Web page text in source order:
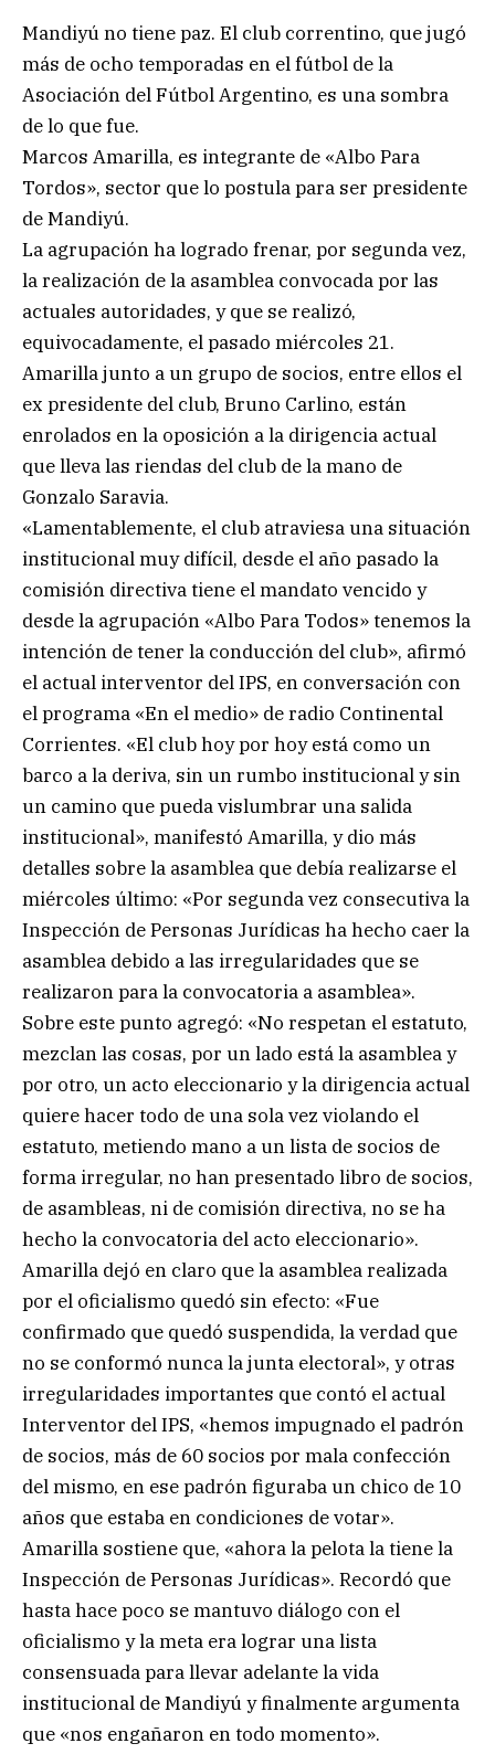
Mandiyú no tiene paz. El club correntino, que jugó
más de ocho temporadas en el fútbol de la
Asociación del Fútbol Argentino, es una sombra
de lo que fue.
Marcos Amarilla, es integrante de «Albo Para
Tordos», sector que lo postula para ser presidente
de Mandiyú.
La agrupación ha logrado frenar, por segunda vez,
la realización de la asamblea convocada por las
actuales autoridades, y que se realizó,
equivocadamente, el pasado miércoles 21.
Amarilla junto a un grupo de socios, entre ellos el
ex presidente del club, Bruno Carlino, están
enrolados en la oposición a la dirigencia actual
que lleva las riendas del club de la mano de
Gonzalo Saravia.
«Lamentablemente, el club atraviesa una situación
institucional muy difícil, desde el año pasado la
comisión directiva tiene el mandato vencido y
desde la agrupación «Albo Para Todos» tenemos la
intención de tener la conducción del club», afirmó
el actual interventor del IPS, en conversación con
el programa «En el medio» de radio Continental
Corrientes. «El club hoy por hoy está como un
barco a la deriva, sin un rumbo institucional y sin
un camino que pueda vislumbrar una salida
institucional», manifestó Amarilla, y dio más
detalles sobre la asamblea que debía realizarse el
miércoles último: «Por segunda vez consecutiva la
Inspección de Personas Jurídicas ha hecho caer la
asamblea debido a las irregularidades que se
realizaron para la convocatoria a asamblea».
Sobre este punto agregó: «No respetan el estatuto,
mezclan las cosas, por un lado está la asamblea y
por otro, un acto eleccionario y la dirigencia actual
quiere hacer todo de una sola vez violando el
estatuto, metiendo mano a un lista de socios de
forma irregular, no han presentado libro de socios,
de asambleas, ni de comisión directiva, no se ha
hecho la convocatoria del acto eleccionario».
Amarilla dejó en claro que la asamblea realizada
por el oficialismo quedó sin efecto: «Fue
confirmado que quedó suspendida, la verdad que
no se conformó nunca la junta electoral», y otras
irregularidades importantes que contó el actual
Interventor del IPS, «hemos impugnado el padrón
de socios, más de 60 socios por mala confección
del mismo, en ese padrón figuraba un chico de 10
años que estaba en condiciones de votar».
Amarilla sostiene que, «ahora la pelota la tiene la
Inspección de Personas Jurídicas». Recordó que
hasta hace poco se mantuvo diálogo con el
oficialismo y la meta era lograr una lista
consensuada para llevar adelante la vida
institucional de Mandiyú y finalmente argumenta
que «nos engañaron en todo momento».